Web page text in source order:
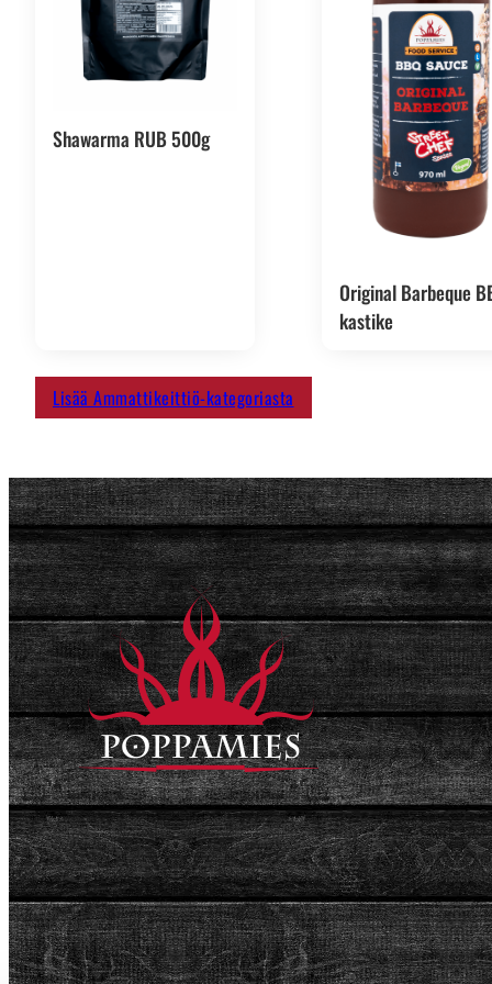
Shawarma RUB 500g
Original Barbeque
kastike
Lisää Ammattikeittiö-kategoriasta